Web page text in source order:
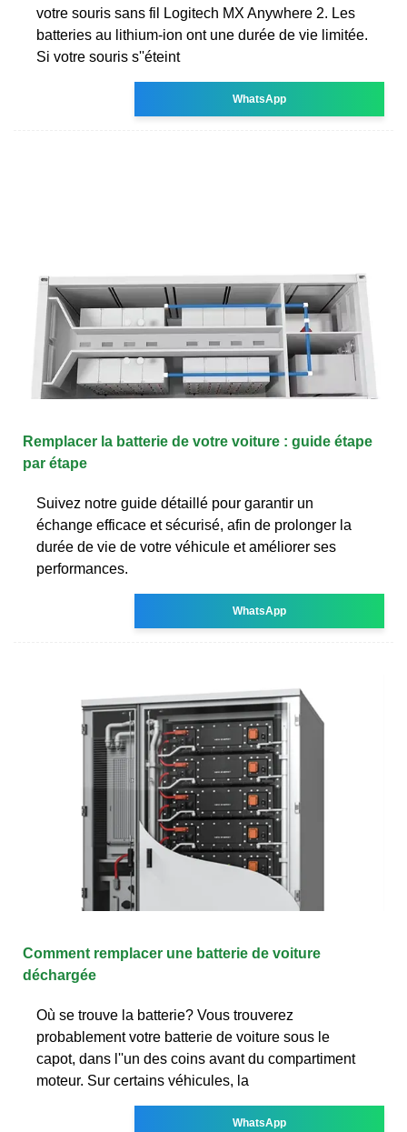
votre souris sans fil Logitech MX Anywhere 2. Les
batteries au lithium-ion ont une durée de vie limitée.
Si votre souris s''éteint
WhatsApp
Remplacer la batterie de votre voiture : guide étape
par étape
Suivez notre guide détaillé pour garantir un
échange efficace et sécurisé, afin de prolonger la
durée de vie de votre véhicule et améliorer ses
performances.
WhatsApp
Comment remplacer une batterie de voiture
déchargée
Où se trouve la batterie? Vous trouverez
probablement votre batterie de voiture sous le
capot, dans l''un des coins avant du compartiment
moteur. Sur certains véhicules, la
WhatsApp